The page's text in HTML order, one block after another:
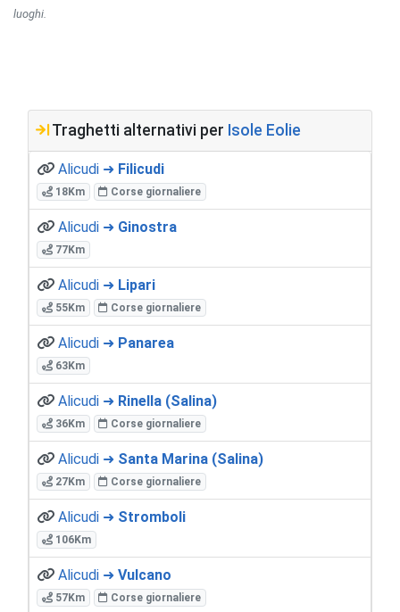
luoghi.
Traghetti alternativi per Isole Eolie
Alicudi ➜ Filicudi
18Km Corse giornaliere
Alicudi ➜ Ginostra
77Km
Alicudi ➜ Lipari
55Km Corse giornaliere
Alicudi ➜ Panarea
63Km
Alicudi ➜ Rinella (Salina)
36Km Corse giornaliere
Alicudi ➜ Santa Marina (Salina)
27Km Corse giornaliere
Alicudi ➜ Stromboli
106Km
Alicudi ➜ Vulcano
57Km Corse giornaliere